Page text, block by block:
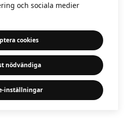
och sociala medier
cookies
nödvändiga
inställningar